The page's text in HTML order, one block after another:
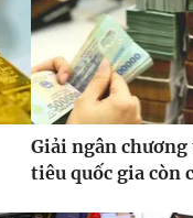
Giải ngân
tiêu quốc gia còn